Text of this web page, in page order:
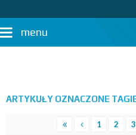
menu
ARTYKUŁY OZNACZONE
1 2 3